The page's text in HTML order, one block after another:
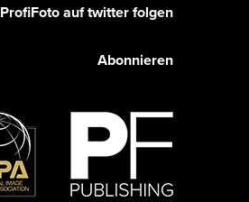
ProfiFoto auf twitter folgen
Abonnieren